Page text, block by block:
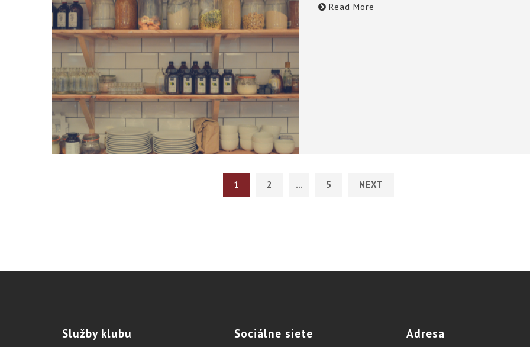
Read More
1 2 … 5 NEXT
Službyklubu Sociálne siete Adresa